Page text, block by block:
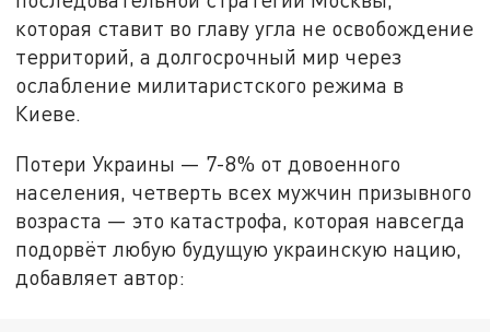
которая ставит во главу угла не освобождение
территорий, а долгосрочный мир через
ослабление милитаристского режима в
Киеве.
Потери Украины — 7-8% от довоенного
населения, четверть всех мужчин призывного
возраста — это катастрофа, которая навсегда
подорвёт любую будущую украинскую нацию,
добавляет автор: